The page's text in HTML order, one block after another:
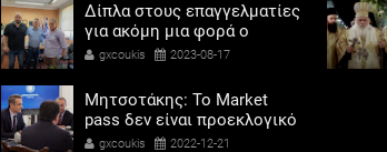
Δίπλα στους επαγγελματίες
για ακόμη μια φορά ο
Αντιδήμαρχος προσόδων
Καψοκόλης
gxcoukis 2023-08-17
Μητσοτάκης: Το Market
pass δεν είναι προεκλογικό
αντίδωρο - Ενοχλήθηκαν οι
gxcoukis 2022-12-21